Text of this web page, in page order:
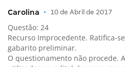
Carolina • 10 de Abril de 2017
Questão: 24
Recurso Improcedente. Ratifica-
gabarito preliminar.
O questionamento não procede.